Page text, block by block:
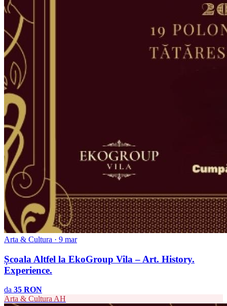
Arta & Cultura · 9 mar
Școala Altfel la EkoGroup Vila – Art. History.
Experience.
da 35 RON
Arta & Cultura AH